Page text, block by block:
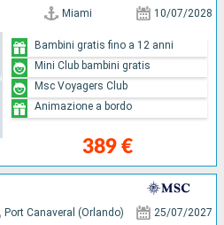
Miami 10/07/2028
389 €
Bambini gratis fino a 12 anni
Mini Club bambini gratis
Msc Voyagers Club
Animazione a bordo
Port Canaveral (Orlando) 25/07/2027